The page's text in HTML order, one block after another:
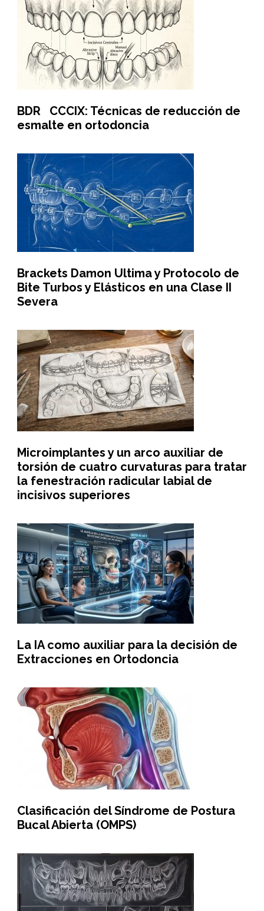
BDR CCCIX: Técnicas de reducción de
esmalte en ortodoncia
Brackets Damon Ultima y Protocolo de
Bite Turbos y Elásticos en una Clase II
Severa
Microimplantes y un arco auxiliar de
torsión de cuatro curvaturas para tratar
la fenestración radicular labial de
incisivos superiores
La IA como auxiliar para la decisión de
Extracciones en Ortodoncia
Clasificación del Síndrome de Postura
Bucal Abierta (OMPS)